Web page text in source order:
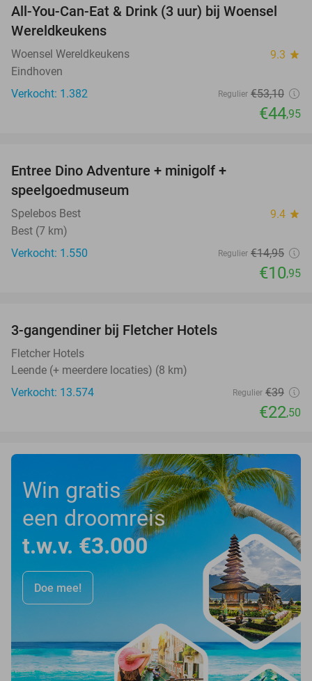
15%
All-You-Can-Eat & Drink (3 uur) bij Woensel
Wereldkeukens
Woensel Wereldkeukens 9.3 star
Eindhoven
Verkocht: 1.382
Regulier €53,10
€44,95
Entree Dino Adventure + minigolf +
speelgoedmuseum
Spelebos Best 9.4 star
Best (7 km)
Verkocht: 1.550
Regulier €14,95
€10,95
3-gangendiner bij Fletcher Hotels
Fletcher Hotels
Leende (+ meerdere locaties) (8 km)
Verkocht: 13.574
Regulier €39
€22,50
Win gratis
een droomreis
t.w.v. €3.000
Doe mee!